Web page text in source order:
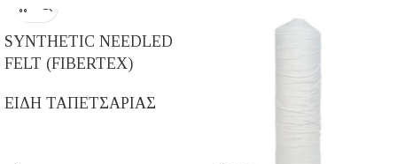
SYNTHETIC NEEDLED
FELT (FIBERTEX)
ΕΙΔΗ ΤΑΠΕΤΣΑΡΙΑΣ